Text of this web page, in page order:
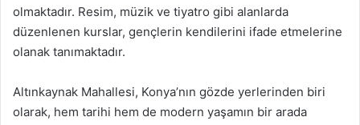
olmaktadır. Resim, müzik ve tiyatro gibi alanlarda
düzenlenen kurslar, gençlerin kendilerini ifade etmelerine
olanak tanımaktadır.
Altınkaynak Mahallesi, Konya’nın gözde yerlerinden biri
olarak, hem tarihi hem de modern yaşamın bir arada